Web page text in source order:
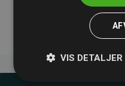
VIS DETALJER